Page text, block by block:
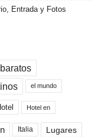
Entrada y Fotos
baratos
el mundo
Hotel en
Italia Lugares